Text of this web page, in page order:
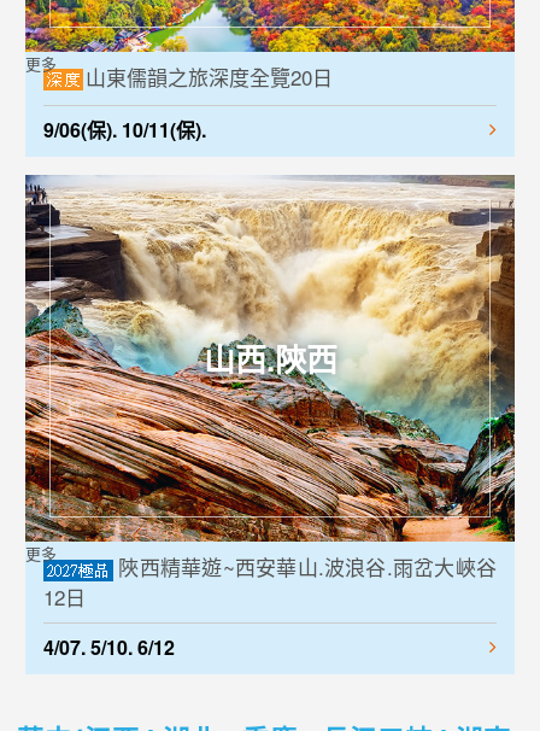
山東儒韻之旅深度全覽20日
9/06(保). 10/11(保).
更多
山西.陝西
陜西精華遊~西安華山.波浪谷.雨岔大峽谷
12日
4/07. 5/10. 6/12
更多